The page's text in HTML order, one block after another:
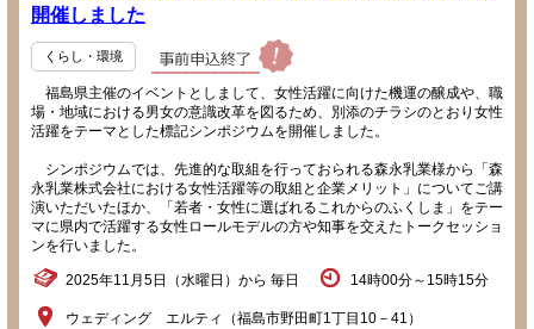
開催しました
くらし・環境
福島県主催のイベントとしまして、女性活躍に向けた機運の醸成や、職
場・地域における男女の意識改革を図るため、別添のチラシのとおり女性
活躍をテーマとした標記シンポジウムを開催しました。
シンポジウムでは、先進的な取組を行っておられる森永乳業様から「森
永乳業株式会社における女性活躍等の取組と企業メリット」についてご講
演いただいたほか、「若者・女性に選ばれるこれからのふくしま」をテー
マに県内で活躍する女性ロールモデルの方や知事を交えたトークセッショ
ンを行いました。
2025年11月5日（水曜日）から 毎日 14時00分～15時15分
ウェディング エルティ（福島市野田町1丁目10－41）